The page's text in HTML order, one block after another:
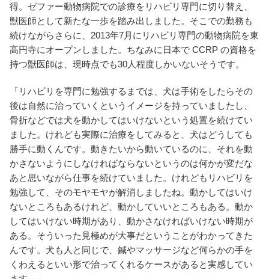
得。ゼファー動物病院での診療をリハビリ専門に切り替え、
獣医師として新たな一歩を踏み出しました。そこでの勤務も
続けながらさらに、2013年7月にリハビリ専門の動物病院を東
高円寺にオープンしました。ちなみに日本で CCRP の資格を
持つ獣医師は、現時点でも30人程度しかいないそうです。
「リハビリを専門に勉強するまでは、犬は手術をしたらその
後は自然に治っていくというイメージを持っていましたし、
骨折などでは犬を動かしてはいけないという処置を続けてい
ました。けれども実際に治療をしてみると、犬はどうしても
勝手に動くんです。動きたいから動いているのに、それを動
かさないようにしなければならないというのは何かが変だな
あと思いながら仕事を続けていました。けれどもリハビリを
勉強して、そのモヤモヤが解消しましたね。動かしてはいけ
ないところもあるけれど、動かしていいところもある。動か
してはいけない時期があり、動かさなければいけない時期が
ある。そういった見極めが大事だということがわかってきた
んです。犬も人と同じで、鍼やマッサージなど何らかの手を
くわえるといい形で治ってくれるケースがあると実感してい